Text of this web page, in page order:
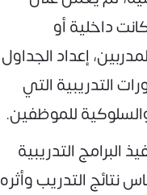
داخلية أو
إعداد الجداول
التدريبية التي
للموظفين.
البرامج التدريبية
نتائج التدريب وأثره